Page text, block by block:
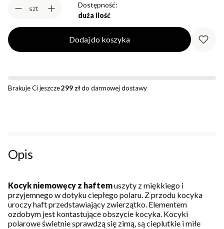
szt
Dostępność:
duża ilość
Dodaj do koszyka
Brakuje Ci jeszcze299 złdo darmowej dostawy
Opis
Kocyk niemowęcy z haftemuszyty z miękkiego i
przyjemnego w dotyku ciepłego polaru. Z przodu kocyka
uroczy haft przedstawiający zwierzątko. Elementem
ozdobym jest kontastujące obszycie kocyka. Kocyki
polarowe świetnie sprawdzą się zimą, są cieplutkie i miłe